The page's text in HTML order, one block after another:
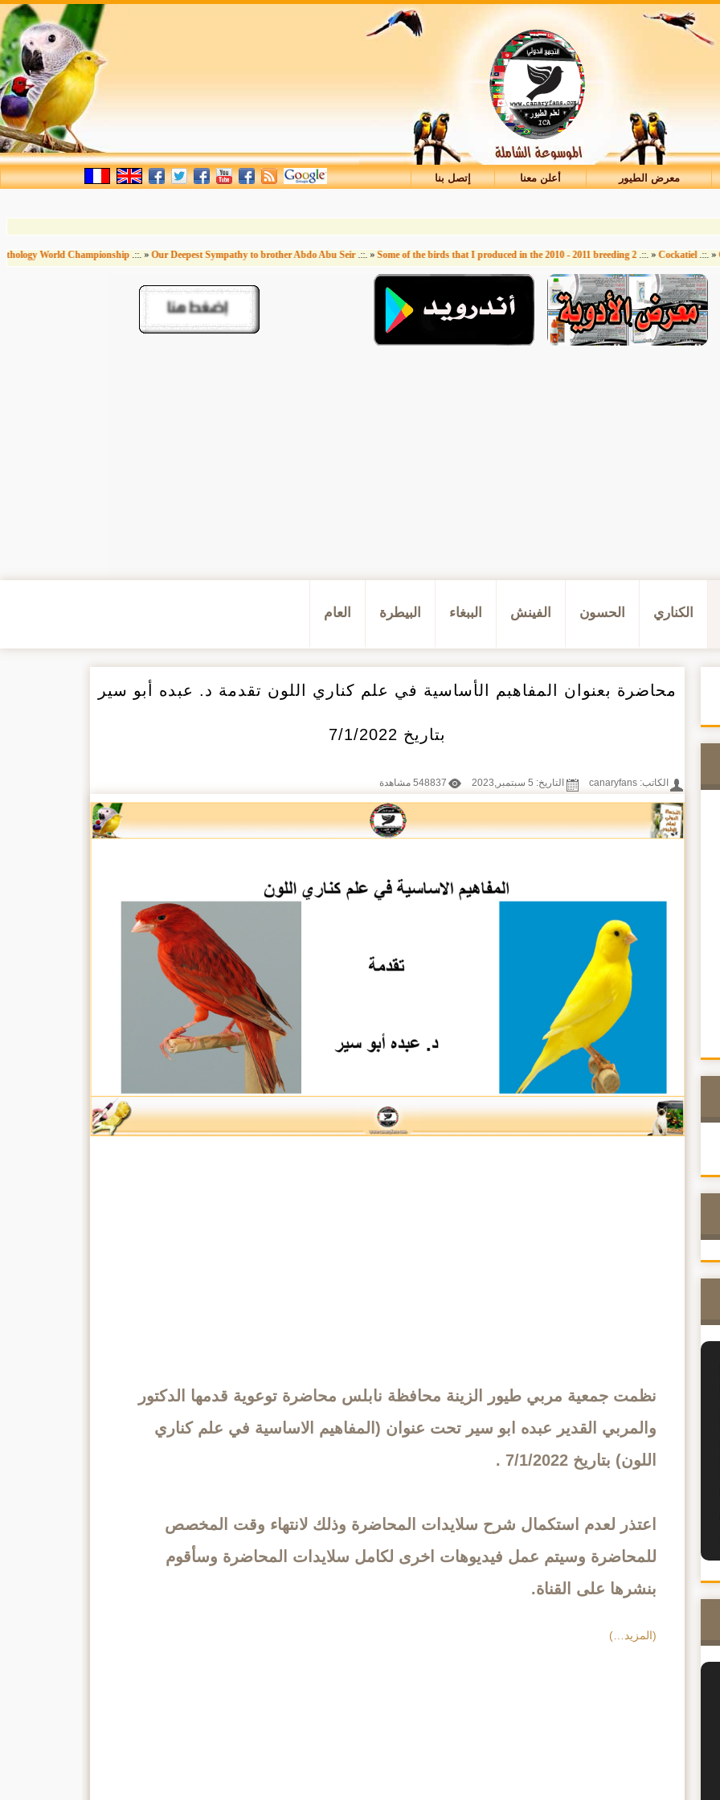
معرض الطيور أعلن معنا إتصل بنا
الى المحتوى
الكناري الحسون الفينش الببغاء البيطرة العام
محاضرة بعنوان المفاهبم الأساسية في علم كناري اللون تقدمة د. عبده أبو سير
بتاريخ 7/1/2022
الكاتب: canaryfans التاريخ: 5 سبتمبر,2023 548837 مشاهدة
نظمت جمعية مربي طيور الزينة محافظة نابلس محاضرة توعوية قدمها الدكتور
والمربي القدير عبده ابو سير تحت عنوان (المفاهيم الاساسية في علم كناري
اللون) بتاريخ 7/1/2022 .
اعتذر لعدم استكمال شرح سلايدات المحاضرة وذلك لانتهاء وقت المخصص
للمحاضرة وسيتم عمل فيديوهات اخرى لكامل سلايدات المحاضرة وسأقوم
بنشرها على القناة.
(المزيد…)